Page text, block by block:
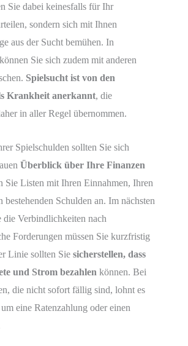
Sie dabei keinesfalls für Ihr
sondern sich mit Ihnen
aus der Sucht bemühen. In
Sie sich zudem mit anderen
Spielsucht ist von den
Krankheit anerkannt, die
in aller Regel übernommen.
Spielschulden sollten Sie sich
Überblick über Ihre Finanzen
Sie Listen mit Ihren Einnahmen, Ihren
bestehenden Schulden an. Im nächsten
die Verbindlichkeiten nach
Forderungen müssen Sie kurzfristig
Linie sollten Sie sicherstellen, dass
und Strom bezahlen können. Bei
die nicht sofort fällig sind, lohnt es
eine Ratenzahlung oder einen